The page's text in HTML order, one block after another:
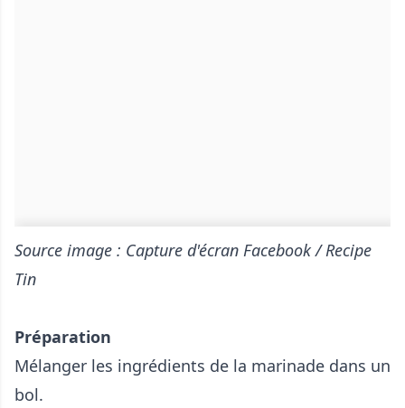
Source image : Capture d'écran Facebook / Recipe
Tin
Préparation
Mélanger les ingrédients de la marinade dans un
bol.